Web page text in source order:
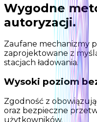
Wygodne
autoryzacji.
Zaufane mechanizmy
zaprojektowane z
stacjach ładowania.
Wysoki poziom
Zgodność z
oraz bezpieczne
użytkowników.